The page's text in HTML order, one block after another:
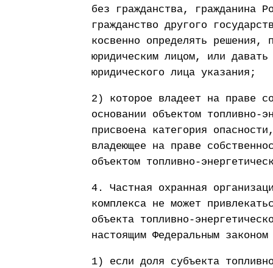
без гражданства, гражданина
гражданство другого
косвенно определять решения,
юридическим лицом, или давать
юридического лица указания;
2) которое владеет на праве
основании объектом топливно-
присвоена категория
владеющее на праве
объектом топливно-
4. Частная охранная
комплекса не может
объекта топливно-
настоящим Федеральным
1) если доля субъекта